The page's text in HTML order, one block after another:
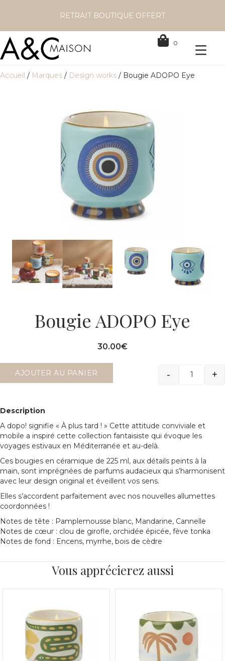
RETRAIT BOUTIQUE OFFERT
0
Accueil / Marques / Design works / Bougie ADOPO Eye
Bougie ADOPO Eye
30.00€
- +
AJOUTER AU PANIER
Description
A dopo! signifie « À plus tard ! » Cette attitude conviviale et
mobile a inspiré cette collection fantaisiste qui évoque les
voyages estivaux en Méditerranée et au-delà.
Ces bougies en céramique de 225 ml, aux détails peints à la
main, sont imprégnées de parfums audacieux qui s’harmonisent
avec leur design original et éveillent vos sens.
Elles s’accordent parfaitement avec nos nouvelles allumettes
coordonnées !
Notes de tête : Pamplemousse blanc, Mandarine, Cannelle
Notes de cœur : clou de girofle, orchidée épicée, fève tonka
Notes de fond : Encens, myrrhe, bois de cèdre
Vous apprécierez aussi